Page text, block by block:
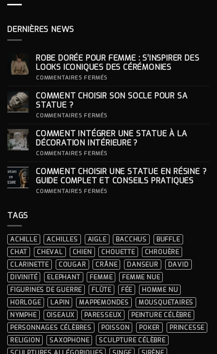
DERNIÈRES NEWS
ROBE DORÉE POUR FEMME : S’INSPIRER DES
LOOKS ICONIQUES DES CÉRÉMONIES
COMMENTAIRES FERMÉS
POUR
ICONIQUES
DES
CÉRÉMONIES
COMMENT CHOISIR SON SOCLE POUR SA
STATUE ?
COMMENTAIRES FERMÉS
SON
SOCLE
POUR
COMMENT INTÉGRER UNE STATUE À LA
DÉCORATION INTÉRIEURE ?
COMMENTAIRES FERMÉS
UNE
STATUE
À
COMMENT CHOISIR UNE STATUE EN RÉSINE ?
GUIDE COMPLET ET CONSEILS PRATIQUES
COMMENTAIRES FERMÉS
?
GUIDE
COMPLET
ET
CONSEILS
PRATIQUES
TAGS
ACHILLE ACHILLES AIGLE BACCHUS
BUFFLE
CHAT
CHEVAL CHIEN CHOUETTE
CHROUÈRE
CLARINETTE
COUGAR CRÂNE DANSEUR
DAVID
DIVINITÉ
ELEPHANT FEMME
FEMME NUE
FIGURINES DE GUERRE
FLÛTE FÉE
HOMME NU
HORLOGE
LAPIN MAPPEMONDES
MOUSQUETAIRES
NYMPHE
OISEAUX PARESSEUX
PEINTURE CÉLÈBRE
PERSONNAGES CÉLÈBRES
POISSON POKER
PRINCESSE
RELIGION
SAXOPHONE
SCULPTURE CÉLÈBRE